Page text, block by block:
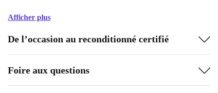
Afficher plus
De l’occasion au reconditionné certifié
Foire aux questions